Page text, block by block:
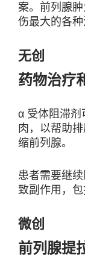
案。前列腺
伤最大的各种
无创
药物治疗
α 受体阻滞剂
肉，以帮助
缩前列腺。
患者需要继
致副作用，包
微创
前列腺提